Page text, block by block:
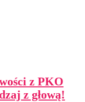
z PKO
z głową!